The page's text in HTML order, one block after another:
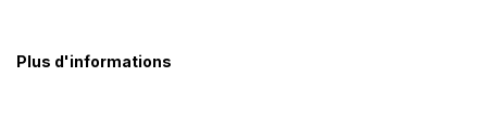
Plus d'informations